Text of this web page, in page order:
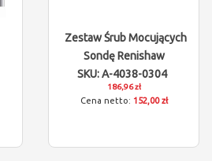
Zestaw Śrub Mocujących
Sondę Renishaw
SKU: A-4038-0304
186,96 zł
152,00 zł